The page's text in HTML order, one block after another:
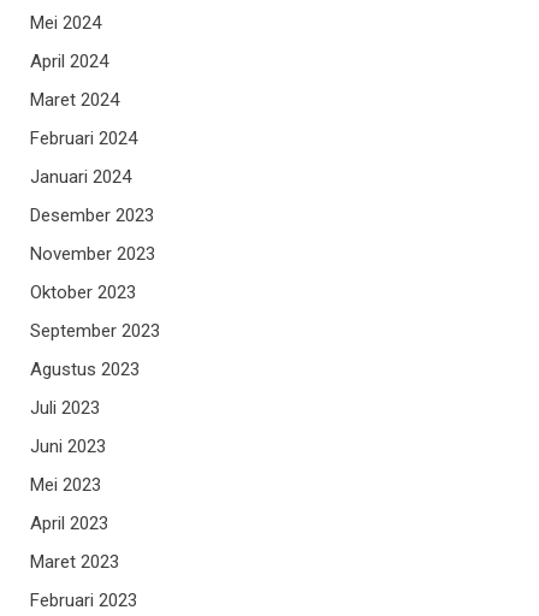
Mei 2024
April 2024
Maret 2024
Februari 2024
Januari 2024
Desember 2023
November 2023
Oktober 2023
September 2023
Agustus 2023
Juli 2023
Juni 2023
Mei 2023
April 2023
Maret 2023
Februari 2023